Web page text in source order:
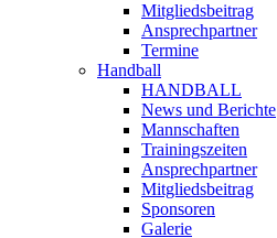
Mitgliedsbeitrag
Ansprechpartner
Termine
Handball
HANDBALL
News und Berichte
Mannschaften
Trainingszeiten
Ansprechpartner
Mitgliedsbeitrag
Sponsoren
Galerie